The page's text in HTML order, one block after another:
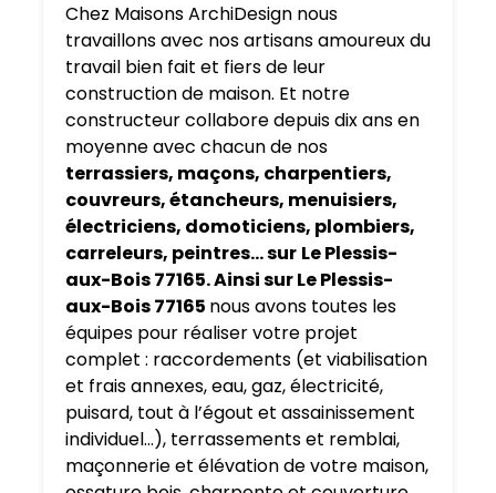
Chez Maisons ArchiDesign nous
travaillons avec nos artisans amoureux du
travail bien fait et fiers de leur
construction de maison. Et notre
constructeur collabore depuis dix ans en
moyenne avec chacun de nos
terrassiers, maçons, charpentiers,
couvreurs, étancheurs, menuisiers,
électriciens, domoticiens, plombiers,
carreleurs, peintres… sur Le Plessis-
aux-Bois 77165. Ainsi sur Le Plessis-
aux-Bois 77165 nous avons toutes les
équipes pour réaliser votre projet
complet : raccordements (et viabilisation
et frais annexes, eau, gaz, électricité,
puisard, tout à l’égout et assainissement
individuel…), terrassements et remblai,
maçonnerie et élévation de votre maison,